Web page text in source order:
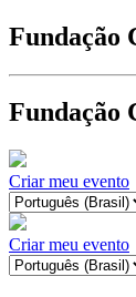
Fundação
Fundação
Criar meu evento
Criar meu evento